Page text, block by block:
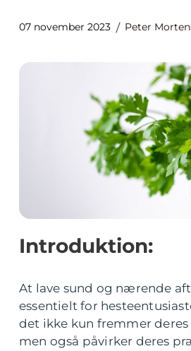
07 november 2023 Peter
Introduktion:
At lave sund og nærende
essentielt for
det ikke kun fremmer
men også påvirker deres